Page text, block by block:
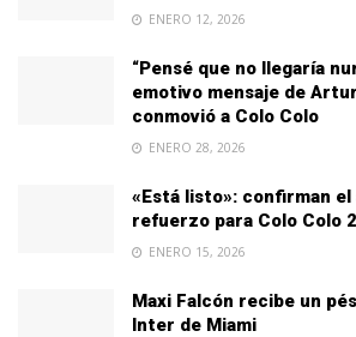
ENERO 12, 2026
“Pensé que no llegaría
emotivo mensaje de
conmovió a Colo Colo
ENERO 28, 2026
«Está listo»: confirman
refuerzo para Colo Colo
ENERO 15, 2026
Maxi Falcón recibe un
Inter de Miami